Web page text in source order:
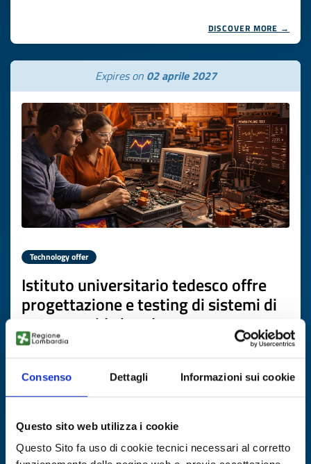
Consenso Dettagli Informazioni sui cookie
Questo sito web utilizza i cookie
Questo Sito fa uso di cookie tecnici necessari al corretto
DISCOVER MORE →
Expires on 02 aprile 2027
Technology offer
Istituto universitario tedesco offre
progettazione e testing di sistemi di
potenza wide bandgap
ID: TODE20260310025